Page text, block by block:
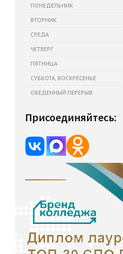
ПОНЕДЕЛЬНИК
ВТОРНИК
СРЕДА
ЧЕТВЕРГ
ПЯТНИЦА
СУББОТА, ВОСКРЕСЕНЬЕ
ОБЕДЕННЫЙ ПЕРЕРЫВ
Присоединяйтесь: